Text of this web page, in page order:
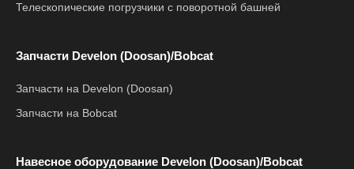
Телескопические погрузчики с поворотной башней
Запчасти Develon (Doosan)/Bobcat
Запчасти на Develon (Doosan)
Запчасти на Bobcat
Навесное оборудование Develon (Doosan)/Bobcat